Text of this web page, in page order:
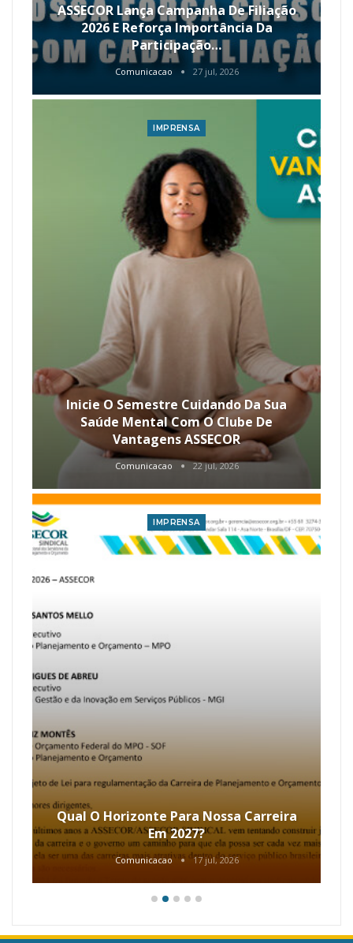
ASSECOR Lança Campanha De Filiação
2026 E Reforça Importância Da
Participação…
Comunicacao 27 jul, 2026
IMPRENSA
Inicie O Semestre Cuidando Da Sua
Saúde Mental Com O Clube De
Vantagens ASSECOR
Comunicacao 22 jul, 2026
IMPRENSA
Qual O Horizonte Para Nossa Carreira
Em 2027?
Comunicacao 17 jul, 2026